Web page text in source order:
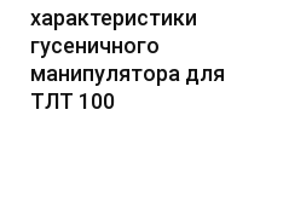
характеристики
гусеничного
манипулятора для
ТЛТ 100